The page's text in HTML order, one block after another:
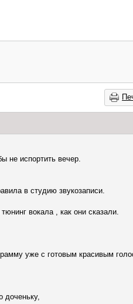
не испортить вечер.
в студию звукозаписи.
вокала , как они сказали.
уже с готовым красивым
доченьку,